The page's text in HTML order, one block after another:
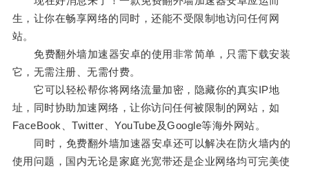
生，让你在畅享网络的同时，还能不受限制地访问任何网
站。
免费翻外墙加速器安卓的使用非常简单，只需下载安装
它，无需注册、无需付费。
它可以轻松帮你将网络流量加密，隐藏你的真实IP地
址，同时协助加速网络，让你访问任何被限制的网站，如
FaceBook、Twitter、YouTube及Google等海外网站。
同时，免费翻外墙加速器安卓还可以解决在防火墙内的
使用问题，国内无论是家庭光宽带还是企业网络均可完美使